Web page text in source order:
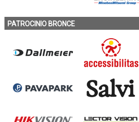
PATROCINIO BRONCE